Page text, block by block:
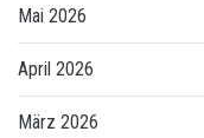
Mai 2026
April 2026
März 2026